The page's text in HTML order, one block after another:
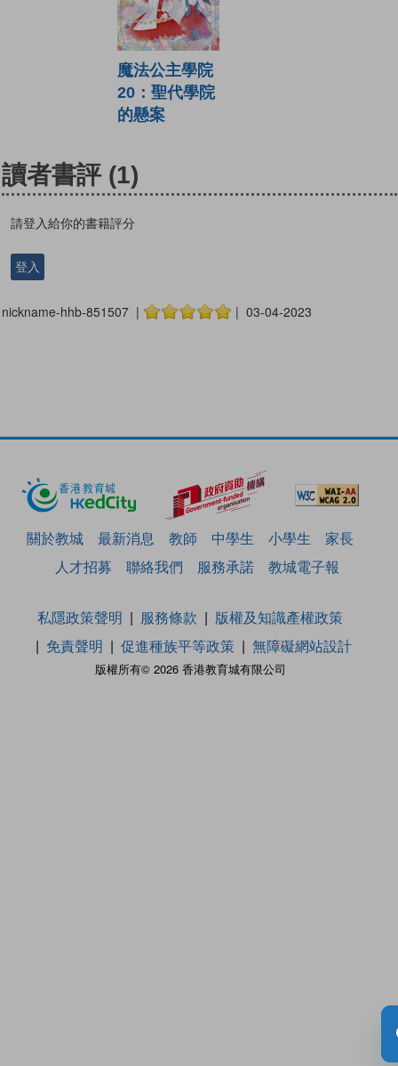
魔法公主學院
20：聖代學院
的懸案
讀者書評 (1)
請登入給你的書籍評分
登入
nickname-hhb-851507 | | 03-04-2023
關於教城 最新消息 教師 中學生 小學生
家長
人才招募
聯絡我們 服務承諾 教城電子報
版權所有© 2026 香港教育城有限公司
私隱政策聲明 服務條款
版權及知識產權政策
免責聲明
促進種族平等政策 無障礙網站設計